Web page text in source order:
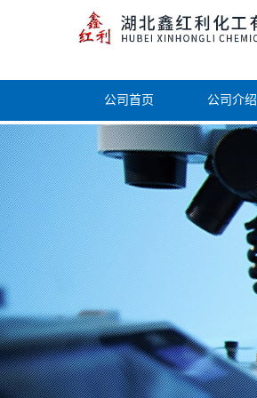
公司首页 公司介绍